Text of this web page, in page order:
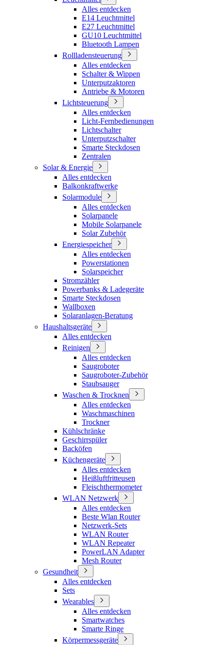
Alles entdecken
E14 Leuchtmittel
E27 Leuchtmittel
GU10 Leuchtmittel
Bluetooth Lampen
Rollladensteuerung
Alles entdecken
Schalter & Wippen
Unterputzaktoren
Antriebe & Motoren
Lichtsteuerung
Alles entdecken
Licht-Fernbedienungen
Lichtschalter
Unterputzschalter
Smarte Steckdosen
Zentralen
Solar & Energie
Alles entdecken
Balkonkraftwerke
Solarmodule
Alles entdecken
Solarpanele
Mobile Solarpanele
Solar Zubehör
Energiespeicher
Alles entdecken
Powerstationen
Solarspeicher
Stromzähler
Powerbanks & Ladegeräte
Smarte Steckdosen
Wallboxen
Solaranlagen-Beratung
Haushaltsgeräte
Alles entdecken
Reinigen
Alles entdecken
Saugroboter
Saugroboter-Zubehör
Staubsauger
Waschen & Trocknen
Alles entdecken
Waschmaschinen
Trockner
Kühlschränke
Geschirrspüler
Backöfen
Küchengeräte
Alles entdecken
Heißluftfritteusen
Fleischthermometer
WLAN Netzwerk
Alles entdecken
Beste Wlan Router
Netzwerk-Sets
WLAN Router
WLAN Repeater
PowerLAN Adapter
Mesh Router
Gesundheit
Alles entdecken
Sets
Wearables
Alles entdecken
Smartwatches
Smarte Ringe
Körpermessgeräte